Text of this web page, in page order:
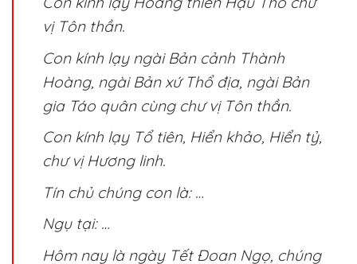
vị Tôn thần.
Con kính lạy ngài Bản cảnh Thành
Hoàng, ngài Bản xứ Thổ địa, ngài Bản
gia Táo quân cùng chư vị Tôn thần.
Con kính lạy Tổ tiên, Hiển khảo, Hiển tỷ,
chư vị Hương linh.
Tín chủ chúng con là: …
Ngụ tại: …
Hôm nay là ngày Tết Đoan Ngọ, chúng